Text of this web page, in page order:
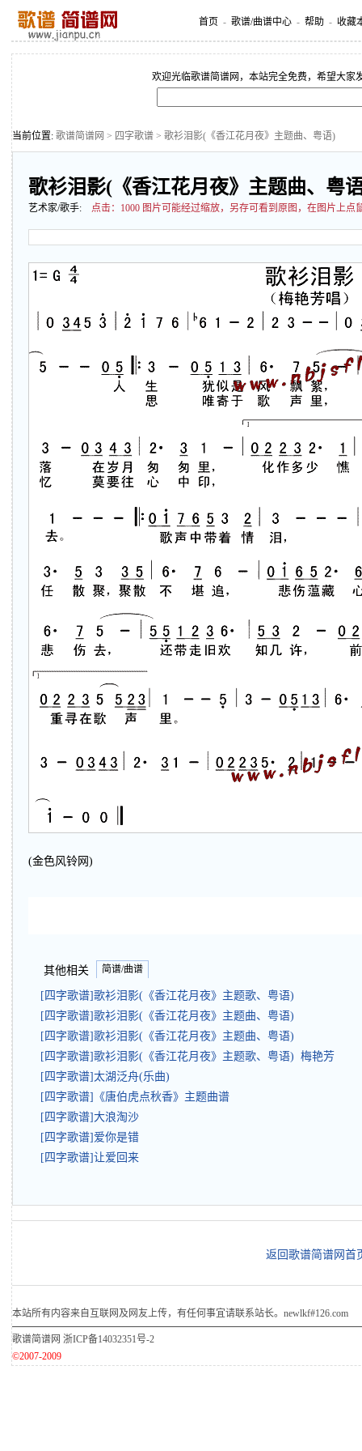
首页 - 歌谱/曲谱中心 - 帮助 - 收藏
欢迎光临歌谱简谱网，本站完全免费，希望大家
当前位置: 歌谱简谱网 > 四字歌谱 > 歌衫泪影(《香江花月夜》主题曲、粤语)
歌衫泪影(《香江花月夜》主题曲、粤
艺术家/歌手: 点击： 1000 图片可能经过缩放，另存可看到原图，在图片上
(金色风铃网)
其他相关 简谱/曲谱
[四字歌谱]歌衫泪影(《香江花月夜》主题歌、粤语)
[四字歌谱]歌衫泪影(《香江花月夜》主题曲、粤语)
[四字歌谱]歌衫泪影(《香江花月夜》主题曲、粤语)
[四字歌谱]歌衫泪影(《香江花月夜》主题歌、粤语) 梅艳芳
[四字歌谱]太湖泛舟(乐曲)
[四字歌谱]《唐伯虎点秋香》主题曲谱
[四字歌谱]大浪淘沙
[四字歌谱]爱你是错
[四字歌谱]让爱回来
返回歌谱简谱网首
本站所有内容来自互联网及网友上传，有任何事宜请联系站长。newlkf#126.com
歌谱简谱网 浙ICP备14032351号-2
©2007-2009